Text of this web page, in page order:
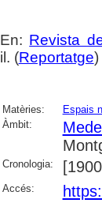
En: Revista
il. (Reportatge)
Matèries: Espais
Àmbit:
Cronologia:
Accés: